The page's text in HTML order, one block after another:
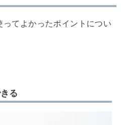
てよかったポイントについ
る